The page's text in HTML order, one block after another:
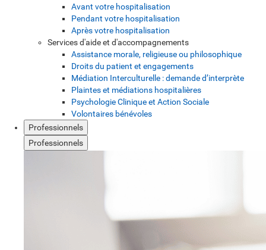
Avant votre hospitalisation
Pendant votre hospitalisation
Après votre hospitalisation
Services d'aide et d'accompagnements
Assistance morale, religieuse ou philosophique
Droits du patient et engagements
Médiation Interculturelle : demande d’interprète
Plaintes et médiations hospitalières
Psychologie Clinique et Action Sociale
Volontaires bénévoles
Professionnels
Professionnels